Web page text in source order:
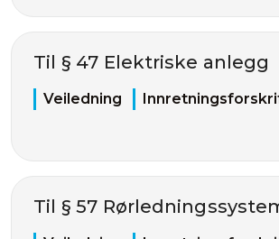
Til § 47 Elektriske anlegg
Veiledning
Til § 57